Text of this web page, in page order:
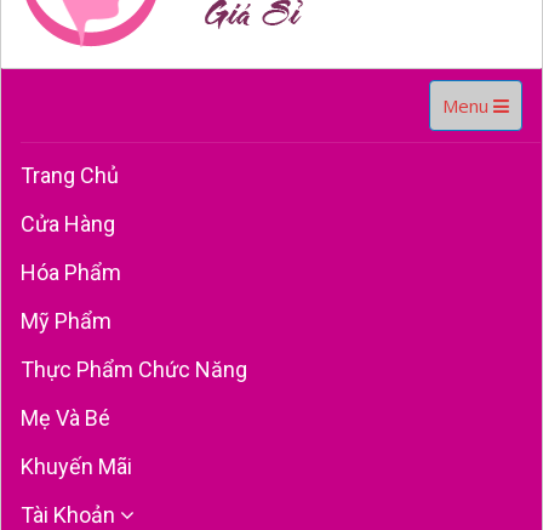
Toggle
navigation
Menu
Trang Chủ
Cửa Hàng
Hóa Phẩm
Mỹ Phẩm
Thực Phẩm Chức Năng
Mẹ Và Bé
Khuyến Mãi
Tài Khoản